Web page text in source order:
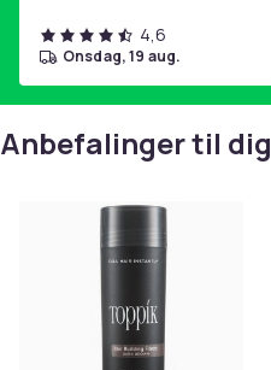
4,6
onsdag, 19 aug.
Anbefalinger til dig